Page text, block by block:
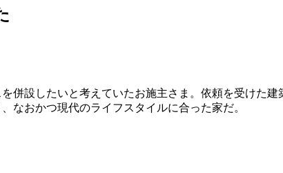
併設したいと考えていたお施主さま。依頼を受けた
なおかつ現代のライフスタイルに合った家だ。